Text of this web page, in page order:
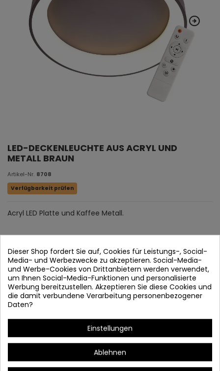
LED-DECKENLEUCHTE AUS ACRYL UND
METALL BRAUN
Artikel-Nr. 8708
Verfügbarkeit prüfen
Acryl LED Platte und Kaffee Metall.
* Stärke und Farbe verstellbar
Erinnerung bewahrt
# Smart off 30 Sekunden.
Dieser Shop fordert Sie auf, Cookies für Leistungs-, Social-
Media- und Werbezwecke zu akzeptieren. Social-Media-
und Werbe-Cookies von Drittanbietern werden verwendet,
um Ihnen Social-Media-Funktionen und personalisierte
Werbung bereitzustellen. Akzeptieren Sie diese Cookies und
die damit verbundene Verarbeitung personenbezogener
Daten?
Einstellungen
Ablehnen